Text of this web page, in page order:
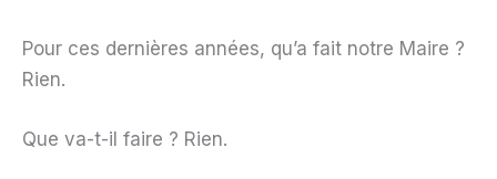
Pour ces dernières années, qu’a fait notre Maire ?
Rien.
Que va-t-il faire ? Rien.